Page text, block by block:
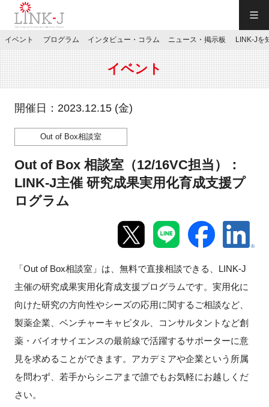
JP／EN
特別会員専用メニュー
施設ご予約
新規登録
イベント
プログラム
イベント プログラム インタビュー・コラム ニュース・掲示板 LINK-Jを
イベント
開催日：2023.12.15 (金)
Out of Box相談室
Out of Box 相談室（12/16VC担当）：
LINK-J主催 研究成果実用化育成支援プ
ログラム
「Out of Box相談室」は、無料で直接相談できる、LINK-J
主催の研究成果実用化育成支援プログラムです。実用化に
向けた研究の方向性やシーズの応用に関するご相談など、
製薬企業、ベンチャーキャピタル、コンサルタントなど創
薬・バイオサイエンスの最前線で活躍するサポーターに意
見を求めることができます。アカデミアや企業という所属
を問わず、若手からシニアまで誰でもお気軽にお越しくだ
さい。